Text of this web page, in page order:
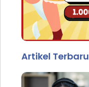
Artikel Terbaru